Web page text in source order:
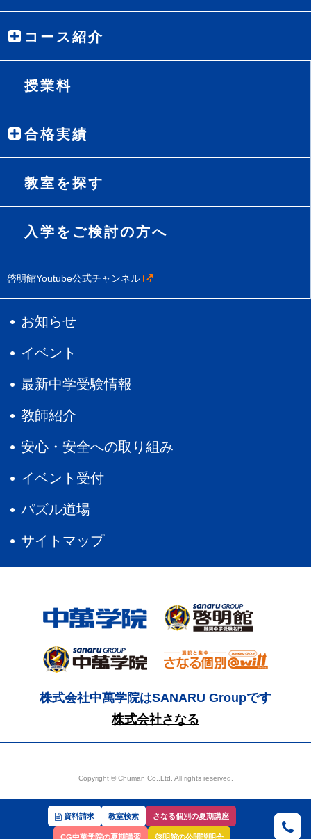
資料請求 教室検索 さなる個別の夏期講座
CG中萬学院の夏期講習 啓明館の公開説明会
コース紹介
授業料
合格実績
教室を探す
入学をご検討の方へ
啓明館Youtube公式チャンネル
お知らせ
イベント
最新中学受験情報
教師紹介
安心・安全への取り組み
イベント受付
パズル道場
サイトマップ
株式会社中萬学院はSANARU Groupです
株式会社さなる
Copyright © Chuman Co.,Ltd. All rights reserved.